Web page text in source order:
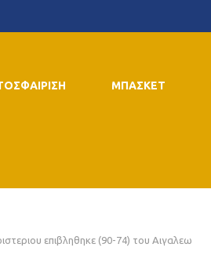
ΜΠΑΣΚΕΤ
επιβληθηκε (90-74) του Αιγαλεω